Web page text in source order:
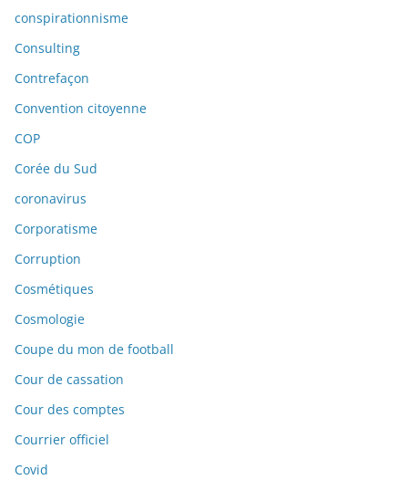
conspirationnisme
Consulting
Contrefaçon
Convention citoyenne
COP
Corée du Sud
coronavirus
Corporatisme
Corruption
Cosmétiques
Cosmologie
Coupe du mon de football
Cour de cassation
Cour des comptes
Courrier officiel
Covid